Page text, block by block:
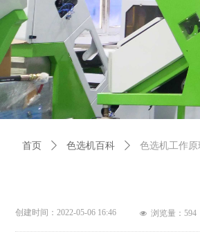
首页 ꄲ 色选机百科 ꄲ 色选机工作
创建时间： 2022-05-06 16:46 넶 浏览量： 594